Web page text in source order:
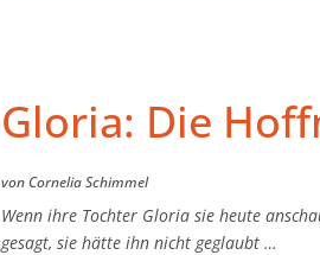
Gloria: Die
von Cornelia Schimmel
Wenn ihre Tochter Gloria sie heute
gesagt, sie hätte ihn nicht geglaubt …